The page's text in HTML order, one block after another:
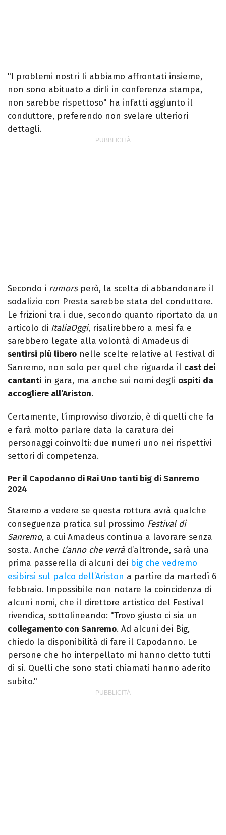
"I problemi nostri li abbiamo affrontati insieme,
non sono abituato a dirli in conferenza stampa,
non sarebbe rispettoso" ha infatti aggiunto il
conduttore, preferendo non svelare ulteriori
dettagli.
Secondo i rumorsperò, la scelta di abbandonare il
sodalizio con Presta sarebbe stata del conduttore.
Le frizioni tra i due, secondo quanto riportato da un
articolo di ItaliaOggi, risalirebbero a mesi fa e
sarebbero legate alla volontà di Amadeus di
sentirsi più libero nelle scelte relative al Festival di
Sanremo, non solo per quel che riguarda il cast dei
cantanti in gara, ma anche sui nomi degli ospiti da
accogliere all’Ariston.
Certamente, l’improvviso divorzio, è di quelli che fa
e farà molto parlare data la caratura dei
personaggi coinvolti: due numeri uno nei rispettivi
settori di competenza.
Per il Capodanno di Rai Uno tanti big di Sanremo
2024
Staremo a vedere se questa rottura avrà qualche
conseguenza pratica sul prossimo Festival di
Sanremo, a cui Amadeus continua a lavorare senza
sosta. Anche L’anno che verrà d’altronde, sarà una
prima passerella di alcuni dei big che vedremo
esibirsi sul palco dell’Ariston a partire da martedì 6
febbraio. Impossibile non notare la coincidenza di
alcuni nomi, che il direttore artistico del Festival
rivendica, sottolineando: "Trovo giusto ci sia un
collegamento con Sanremo. Ad alcuni dei Big,
chiedo la disponibilità di fare il Capodanno. Le
persone che ho interpellato mi hanno detto tutti
di sì. Quelli che sono stati chiamati hanno aderito
subito."